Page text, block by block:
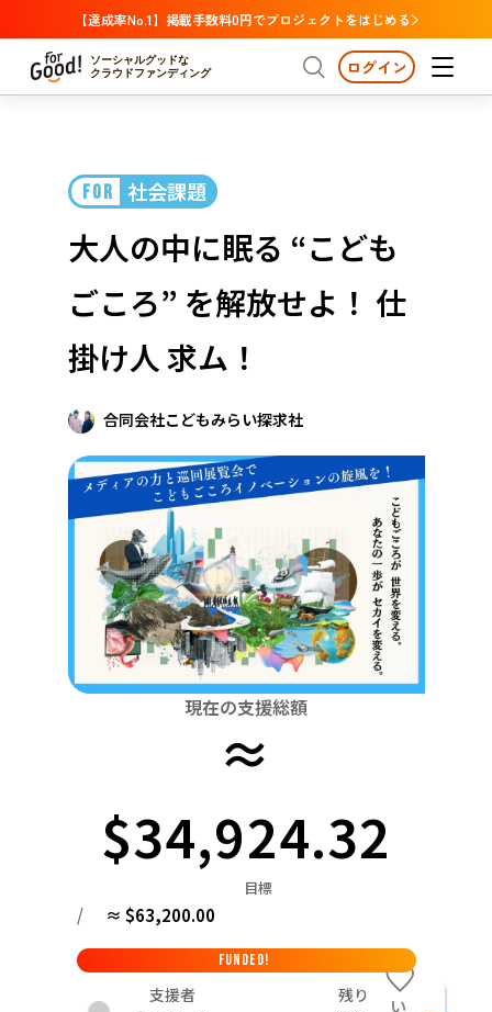
【達成率No.1】掲載手数料0円でプロジェクトをはじめる
ソーシャルグッドな
クラウドファンディング
プロジェクトからさがす
カテゴリーからさがす 国際協力
医療・福祉
人権・マイノリティ
中部
四国
九州・沖縄
注目 新着
支援金額が多い
支援人数が多い
終了日が近い
カテゴリーからさがす
国際協力 医療・福祉
子ども・教育
環境・エシカル
人権・マイノリティ
地域からさがす
北海道・東北
北海道 青森 岩手 宮城 秋田 山形
栃木 群馬 千葉 東京
富山 石川 福井 山梨 長野
滋賀 京都 大阪 兵庫 奈良
岡山 広島 山口
佐賀 長崎 熊本 大分 宮崎
ログイン
FOR 社会課題
大人の中に眠る “こども
ごころ” を解放せよ！ 仕
掛け人 求ム！
合同会社こどもみらい探求社
現在の支援総額
≈
$34,924.32
目標
/ ≈ $63,200.00
FUNDED!
支援者 残り
い